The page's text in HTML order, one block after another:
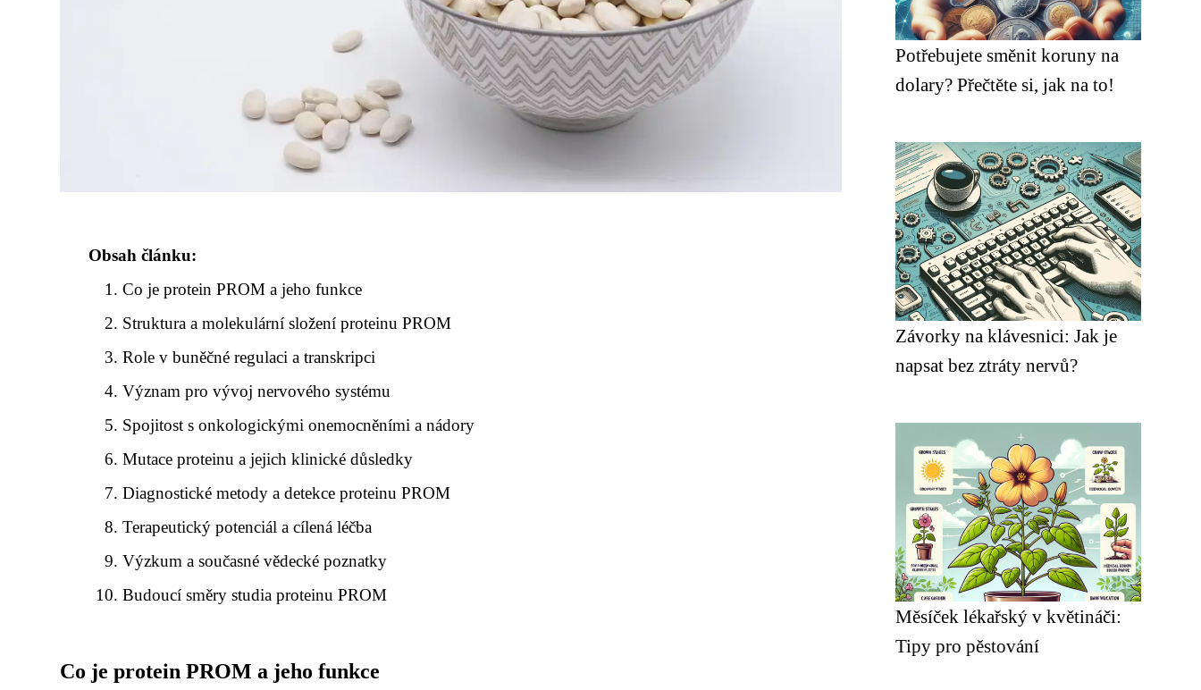
Obsah článku:
Co je protein PROM a jeho funkce
Struktura a molekulární složení proteinu PROM
Role v buněčné regulaci a transkripci
Význam pro vývoj nervového systému
Spojitost s onkologickými onemocněními a nádory
Mutace proteinu a jejich klinické důsledky
Diagnostické metody a detekce proteinu PROM
Terapeutický potenciál a cílená léčba
Výzkum a současné vědecké poznatky
Budoucí směry studia proteinu PROM
Co je protein PROM a jeho funkce
Potřebujete směnit koruny na
dolary? Přečtěte si, jak na to!
Závorky na klávesnici: Jak je
napsat bez ztráty nervů?
Měsíček lékařský v květináči:
Tipy pro pěstování